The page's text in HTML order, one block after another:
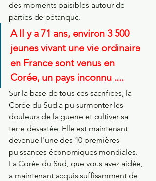
des moments paisibles autour de
parties de pétanque.
A Il y a 71 ans, environ 3 500
jeunes vivant une vie ordinaire
en France sont venus en
Corée, un pays inconnu ....
Sur la base de tous ces sacrifices, la
Corée du Sud a pu surmonter les
douleurs de la guerre et cultiver sa
terre dévastée. Elle est maintenant
devenue l'une des 10 premières
puissances économiques mondiales.
La Corée du Sud, que vous avez aidée,
a maintenant acquis suffisamment de